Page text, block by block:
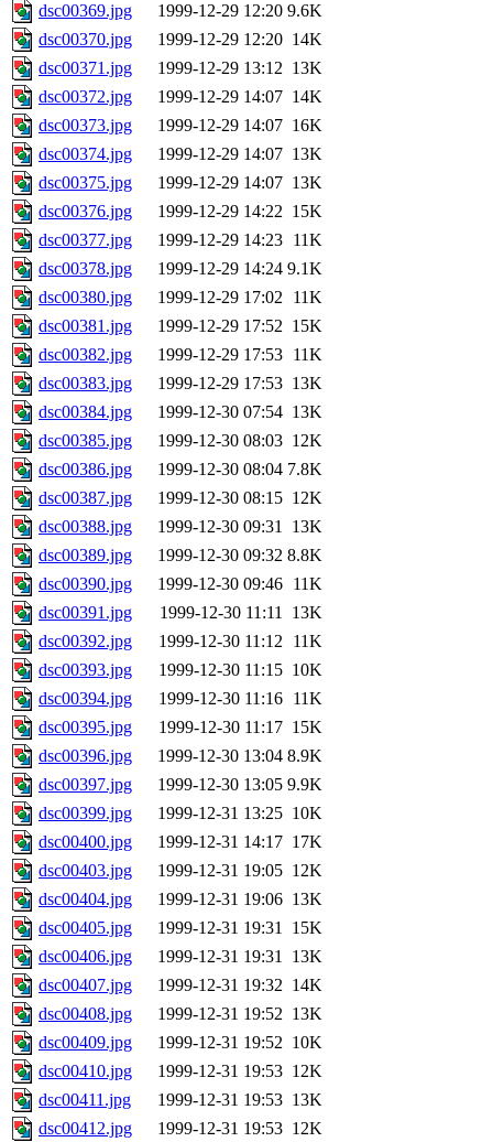
dsc00369.jpg
1999-12-29 12:20 9.6K
dsc00370.jpg
1999-12-29 12:20 14K
dsc00371.jpg
1999-12-29 13:12 13K
dsc00372.jpg
1999-12-29 14:07 14K
dsc00373.jpg
1999-12-29 14:07 16K
dsc00374.jpg
1999-12-29 14:07 13K
dsc00375.jpg
1999-12-29 14:07 13K
dsc00376.jpg
1999-12-29 14:22 15K
dsc00377.jpg
1999-12-29 14:23 11K
dsc00378.jpg
1999-12-29 14:24 9.1K
dsc00380.jpg
1999-12-29 17:02 11K
dsc00381.jpg
1999-12-29 17:52 15K
dsc00382.jpg
1999-12-29 17:53 11K
dsc00383.jpg
1999-12-29 17:53 13K
dsc00384.jpg
1999-12-30 07:54 13K
dsc00385.jpg
1999-12-30 08:03 12K
dsc00386.jpg
1999-12-30 08:04 7.8K
dsc00387.jpg
1999-12-30 08:15 12K
dsc00388.jpg
1999-12-30 09:31 13K
dsc00389.jpg
1999-12-30 09:32 8.8K
dsc00390.jpg
1999-12-30 09:46 11K
dsc00391.jpg
1999-12-30 11:11 13K
dsc00392.jpg
1999-12-30 11:12 11K
dsc00393.jpg
1999-12-30 11:15 10K
dsc00394.jpg
1999-12-30 11:16 11K
dsc00395.jpg
1999-12-30 11:17 15K
dsc00396.jpg
1999-12-30 13:04 8.9K
dsc00397.jpg
1999-12-30 13:05 9.9K
dsc00399.jpg
1999-12-31 13:25 10K
dsc00400.jpg
1999-12-31 14:17 17K
dsc00403.jpg
1999-12-31 19:05 12K
dsc00404.jpg
1999-12-31 19:06 13K
dsc00405.jpg
1999-12-31 19:31 15K
dsc00406.jpg
1999-12-31 19:31 13K
dsc00407.jpg
1999-12-31 19:32 14K
dsc00408.jpg
1999-12-31 19:52 13K
dsc00409.jpg
1999-12-31 19:52 10K
dsc00410.jpg
1999-12-31 19:53 12K
dsc00411.jpg
1999-12-31 19:53 13K
dsc00412.jpg
1999-12-31 19:53 12K